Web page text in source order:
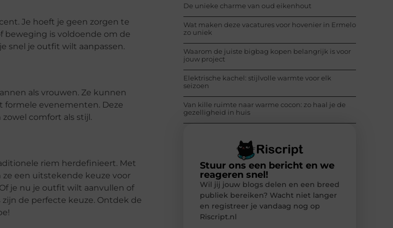
Je hoeft je geen zorgen te
beweging is voldoende om de
snel je outfit wilt aanpassen.
als vrouwen. Ze kunnen
formele evenementen. Deze
comfort als stijl.
riem herdefinieert. Met
een uitstekende keuze voor
je nu je outfit wilt aanvullen of
de perfecte keuze. Ontdek de
De unieke charme van oud eikenhout
Wat maken deze vacatures voor hovenier in Ermelo
zo uniek
Waarom de juiste bigbag kopen belangrijk is voor
jouw project
Elektrische kachel: stijlvolle warmte voor elk
seizoen
Van kille ruimte naar warme cocon: zo haal je de
gezelligheid in huis
Stuur ons een bericht en we
reageren snel!
Wil jij jouw blogs delen en een breed
publiek bereiken? Wacht niet langer
en registreer je vandaag nog op
Riscript.nl